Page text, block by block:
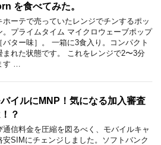
を食べてみた。
ホーテで売っていたレンジでチンするポッ
。プライムタイム マイクロウェーブポップ
バター味］。 一箱に3食入り。コンパクト
まれた状態です。 これをレンジで2〜3分
す …
イルにMNP！気になる加入審査
？
通信料金を圧縮を図るべく、モバイルキャ
安SIMにチェンジしました。ソフトバンク